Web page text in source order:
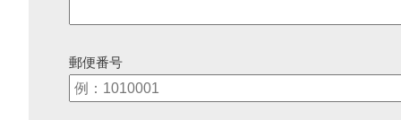
郵便番号